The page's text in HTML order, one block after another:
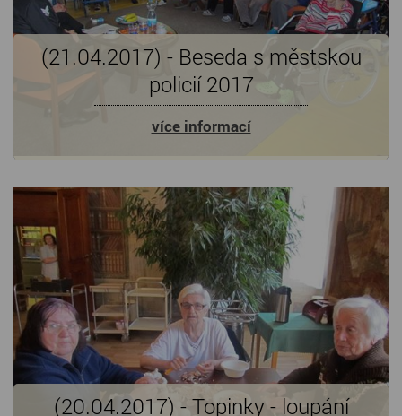
(21.04.2017) - Beseda s městskou
policií 2017
více informací
(20.04.2017) - Topinky - loupání